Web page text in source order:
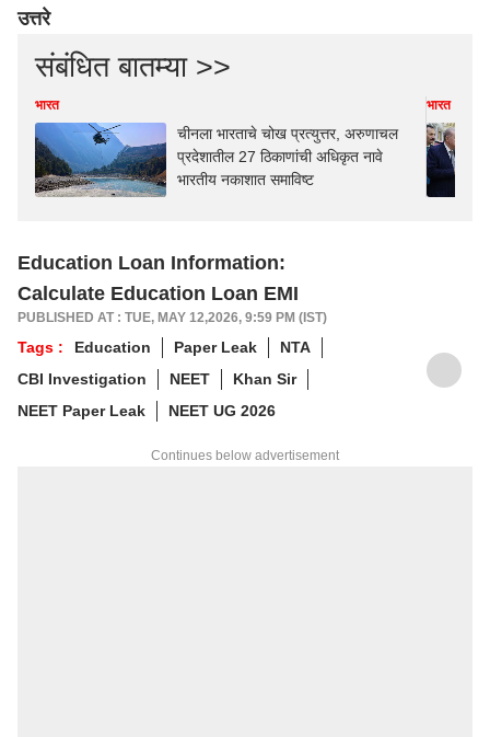
उत्तरे
संबंधित बातम्या >>
भारत
चीनला भारताचे चोख प्रत्युत्तर, अरुणाचल
प्रदेशातील 27 ठिकाणांची अधिकृत नावे
भारतीय नकाशात समाविष्ट
भारत
Education Loan Information:
Calculate Education Loan EMI
PUBLISHED AT : TUE, MAY 12,2026, 9:59 PM (IST)
Tags : Education Paper Leak
NTA
CBI Investigation
NEET
Khan Sir
NEET Paper Leak
NEET UG 2026
Continues below advertisement